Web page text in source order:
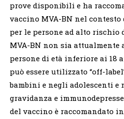
prove disponibili e ha
vaccino MVA-BN nel contesto
per le persone ad alto rischio
MVA-BN non sia attualmente
persone di età inferiore ai 18
può essere utilizzato “off-
bambini e negli adolescenti e
gravidanza e
del vaccino è raccomandato